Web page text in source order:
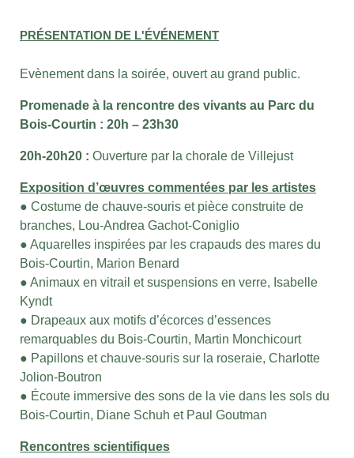
PRÉSENTATION DE L'ÉVÉNEMENT
Evènement dans la soirée, ouvert au grand public.
Promenade à la rencontre des vivants au Parc du
Bois-Courtin : 20h – 23h30
20h-20h20 : Ouverture par la chorale de Villejust
Exposition d’œuvres commentées par les artistes
● Costume de chauve-souris et pièce construite de
branches, Lou-Andrea Gachot-Coniglio
● Aquarelles inspirées par les crapauds des mares du
Bois-Courtin, Marion Benard
● Animaux en vitrail et suspensions en verre, Isabelle
Kyndt
● Drapeaux aux motifs d’écorces d’essences
remarquables du Bois-Courtin, Martin Monchicourt
● Papillons et chauve-souris sur la roseraie, Charlotte
Jolion-Boutron
● Écoute immersive des sons de la vie dans les sols du
Bois-Courtin, Diane Schuh et Paul Goutman
Rencontres scientifiques